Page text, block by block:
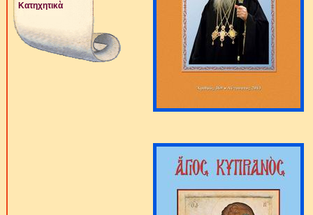
Κατηχητικὰ